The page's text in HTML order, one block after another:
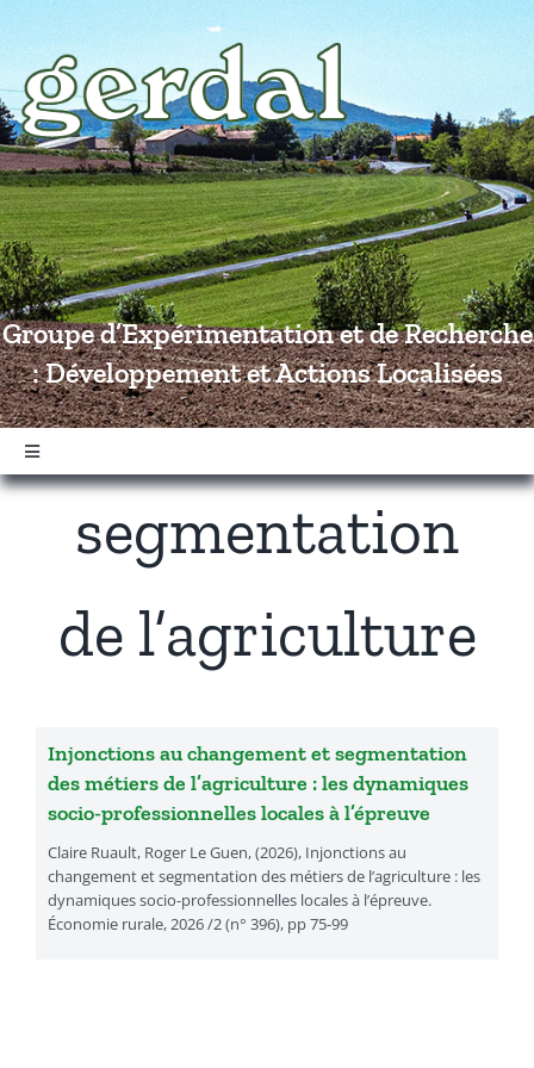
contenu
Groupe d’Expérimentation et de Recherche
: Développement et Actions Localisées
Navigation
à
Recherches & Activités
Séminaires & Journées d’étude
Travaux & Publications
segmentation
de l’agriculture
Injonctions au changement et segmentation
des métiers de l’agriculture : les dynamiques
socio-professionnelles locales à l’épreuve
Claire Ruault, Roger Le Guen, (2026), Injonctions au
changement et segmentation des métiers de l’agriculture : les
dynamiques socio-professionnelles locales à l’épreuve.
Économie rurale, 2026 /2 (n° 396), pp 75-99